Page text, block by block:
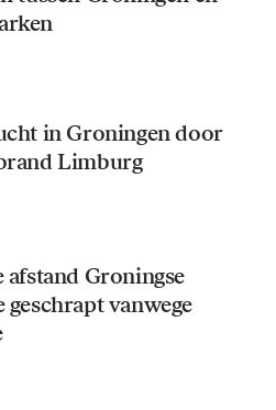
in Groningen door
Limburg
afstand Groningse
geschrapt vanwege